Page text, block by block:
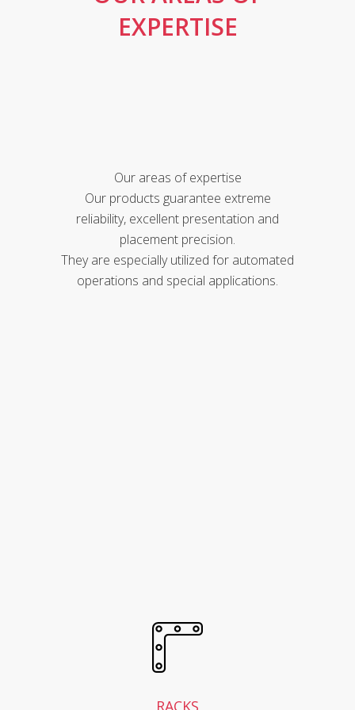
EXPERTISE
Our areas of expertise
Our products guarantee extreme
reliability, excellent presentation and
placement precision.
They are especially utilized for automated
operations and special applications.
RACKS